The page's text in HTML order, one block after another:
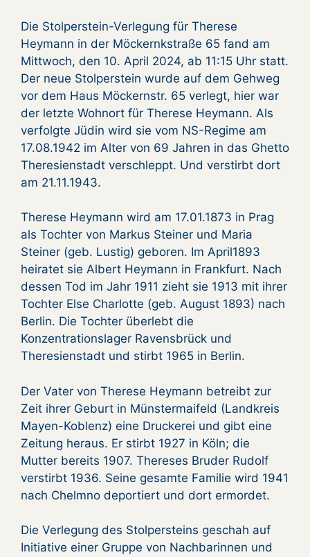
Die Stolperstein-Verlegung für Therese
Heymann in der Möckernkstraße 65 fand am
Mittwoch, den 10. April 2024, ab 11:15 Uhr statt.
Der neue Stolperstein wurde auf dem Gehweg
vor dem Haus Möckernstr. 65 verlegt, hier war
der letzte Wohnort für Therese Heymann. Als
verfolgte Jüdin wird sie vom NS-Regime am
17.08.1942 im Alter von 69 Jahren in das Ghetto
Theresienstadt verschleppt. Und verstirbt dort
am 21.11.1943.
Therese Heymann wird am 17.01.1873 in Prag
als Tochter von Markus Steiner und Maria
Steiner (geb. Lustig) geboren. Im April1893
heiratet sie Albert Heymann in Frankfurt. Nach
dessen Tod im Jahr 1911 zieht sie 1913 mit ihrer
Tochter Else Charlotte (geb. August 1893) nach
Berlin. Die Tochter überlebt die
Konzentrationslager Ravensbrück und
Theresienstadt und stirbt 1965 in Berlin.
Der Vater von Therese Heymann betreibt zur
Zeit ihrer Geburt in Münstermaifeld (Landkreis
Mayen-Koblenz) eine Druckerei und gibt eine
Zeitung heraus. Er stirbt 1927 in Köln; die
Mutter bereits 1907. Thereses Bruder Rudolf
verstirbt 1936. Seine gesamte Familie wird 1941
nach Chelmno deportiert und dort ermordet.
Die Verlegung des Stolpersteins geschah auf
Initiative einer Gruppe von Nachbarinnen und